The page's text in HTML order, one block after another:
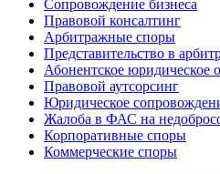
Сопровождение бизнеса
Правовой консалтинг
Арбитражные споры
Представительство в
Абонентское юридическое
Правовой аутсорсинг
Юридическое
Жалоба в ФАС на
Корпоративные споры
Коммерческие споры